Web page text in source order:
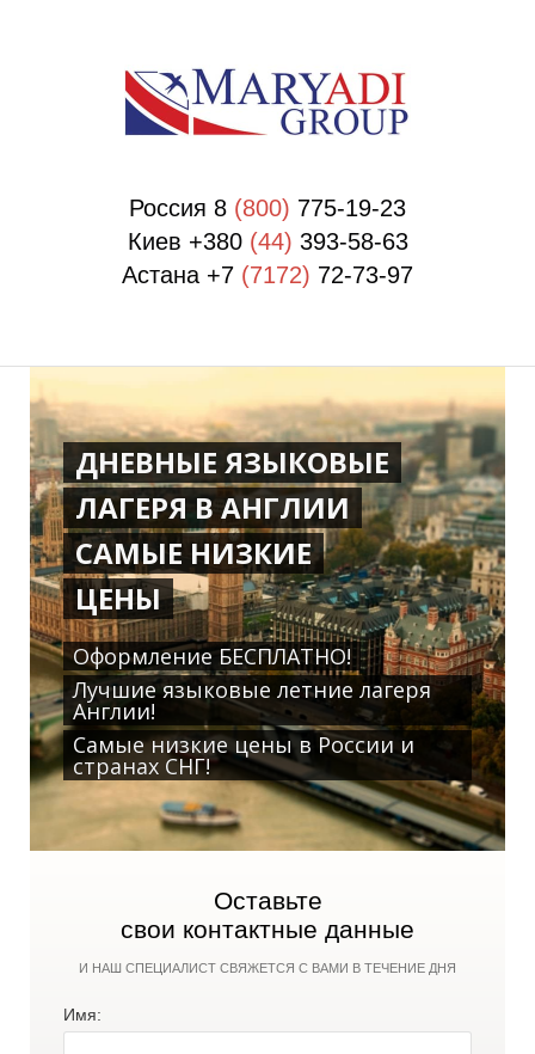
Россия 8 (800) 775-19-23
Киев +380 (44) 393-58-63
Астана +7 (7172) 72-73-97
ДНЕВНЫЕ ЯЗЫКОВЫЕ
ЛАГЕРЯ В АНГЛИИ
САМЫЕ НИЗКИЕ
ЦЕНЫ
Оформление БЕСПЛАТНО!
Лучшие языковые летние лагеря
Англии!
Самые низкие цены в России и
странах СНГ!
Оставьте
свои контактные данные
И НАШ СПЕЦИАЛИСТ СВЯЖЕТСЯ С ВАМИ В ТЕЧЕНИЕ ДНЯ
Имя:
П
Р
О
П
Р
О